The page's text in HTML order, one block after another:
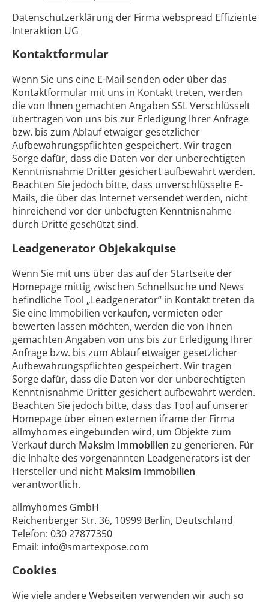
Datenschutzerklärung der Firma webspread Effiziente
Interaktion UG
Kontaktformular
Wenn Sie uns eine E-Mail senden oder über das
Kontaktformular mit uns in Kontakt treten, werden
die von Ihnen gemachten Angaben SSL Verschlüsselt
übertragen von uns bis zur Erledigung Ihrer Anfrage
bzw. bis zum Ablauf etwaiger gesetzlicher
Aufbewahrungspflichten gespeichert. Wir tragen
Sorge dafür, dass die Daten vor der unberechtigten
Kenntnisnahme Dritter gesichert aufbewahrt werden.
Beachten Sie jedoch bitte, dass unverschlüsselte E-
Mails, die über das Internet versendet werden, nicht
hinreichend vor der unbefugten Kenntnisnahme
durch Dritte geschützt sind.
Leadgenerator Objekakquise
Wenn Sie mit uns über das auf der Startseite der
Homepage mittig zwischen Schnellsuche und News
befindliche Tool „Leadgenerator“ in Kontakt treten da
Sie eine Immobilien verkaufen, vermieten oder
bewerten lassen möchten, werden die von Ihnen
gemachten Angaben von uns bis zur Erledigung Ihrer
Anfrage bzw. bis zum Ablauf etwaiger gesetzlicher
Aufbewahrungspflichten gespeichert. Wir tragen
Sorge dafür, dass die Daten vor der unberechtigten
Kenntnisnahme Dritter gesichert aufbewahrt werden.
Beachten Sie jedoch bitte, dass das Tool auf unserer
Homepage über einen externen iframe der Firma
allmyhomes eingebunden wird, um Objekte zum
Verkauf durch Maksim Immobilien zu generieren. Für
die Inhalte des vorgenannten Leadgenerators ist der
Hersteller und nicht Maksim Immobilien
verantwortlich.
allmyhomes GmbH
Reichenberger Str. 36, 10999 Berlin, Deutschland
Telefon: 030 27877350
Email: info@smartexpose.com
Cookies
Wie viele andere Webseiten verwenden wir auch so